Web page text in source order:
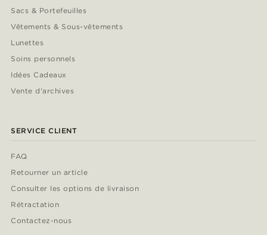
Sacs & Portefeuilles
Vêtements & Sous-vêtements
Lunettes
Soins personnels
Idées Cadeaux
Vente d'archives
SERVICE CLIENT
FAQ
Retourner un article
Consulter les options de livraison
Rétractation
Contactez-nous